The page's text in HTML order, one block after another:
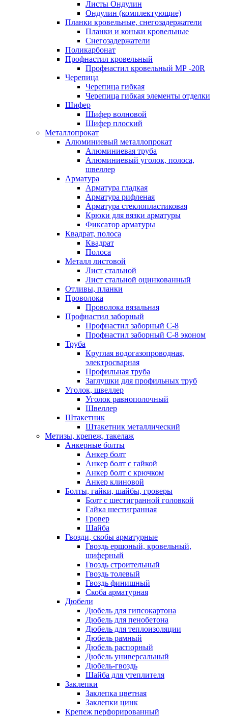
Листы Ондулин
Ондулин (комплектующие)
Планки кровельные, снегозадержатели
Планки и коньки кровельные
Снегозадержатели
Поликарбонат
Профнастил кровельный
Профнастил кровельный МР -20R
Черепица
Черепица гибкая
Черепица гибкая элементы отделки
Шифер
Шифер волновой
Шифер плоский
Металлопрокат
Алюминиевый металлопрокат
Алюминиевая труба
Алюминиевый уголок, полоса,
швеллер
Арматура
Арматура гладкая
Арматура рифленая
Арматура стеклопластиковая
Крюки для вязки арматуры
Фиксатор арматуры
Квадрат, полоса
Квадрат
Полоса
Металл листовой
Лист стальной
Лист стальной оцинкованный
Отливы, планки
Проволока
Проволока вязальная
Профнастил заборный
Профнастил заборный С-8
Профнастил заборный С-8 эконом
Труба
Круглая водогазопроводная,
электросварная
Профильная труба
Заглушки для профильных труб
Уголок, швеллер
Уголок равнополочный
Швеллер
Штакетник
Штакетник металлический
Метизы, крепеж, такелаж
Анкерные болты
Анкер болт
Анкер болт с гайкой
Анкер болт с крючком
Анкер клиновой
Болты, гайки, шайбы, гроверы
Болт c шестигранной головкой
Гайка шестигранная
Гровер
Шайба
Гвозди, скобы арматурные
Гвоздь ершоный, кровельный,
шиферный
Гвоздь строительный
Гвоздь толевый
Гвоздь финишный
Скоба арматурная
Дюбели
Дюбель для гипсокартона
Дюбель для пенобетона
Дюбель для теплоизоляции
Дюбель рамный
Дюбель распорный
Дюбель универсальный
Дюбель-гвоздь
Шайба для утеплителя
Заклепки
Заклепка цветная
Заклепки цинк
Крепеж перфорированный